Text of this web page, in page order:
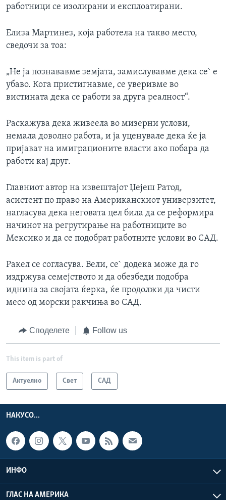
работници се изолирани и експлоатирани.
Елиза Мартинез, која работела на такво место,
сведочи за тоа:
„Не ја познававме земјата, замислувавме дека се` е
убаво. Кога пристигнавме, се уверивме во
вистината дека се работи за друга реалност“.
Раскажува дека живеела во мизерни услови,
немала доволно работа, и ја уценувале дека ќе ја
пријават на имиграционите власти ако побара да
работи кај друг.
Главниот автор на извештајот Џејеш Ратод,
асистент по право на Американскиот универзитет,
нагласува дека неговата цел била да се реформира
начинот на регрутирање на работниците во
Мексико и да се подобрат работните услови во САД.
Ракел се согласува. Вели, се` додека може да го
издржува семејството и да обезбеди подобра
иднина за својата ќерка, ќе продолжи да чисти
месо од морски ракчиња во САД.
Споделете Follow us
This item is part of
Актуелно Свет САД
НАКУСО...
ИНФО
ГЛАС НА АМЕРИКА